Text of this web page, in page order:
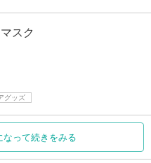
スク
グッズ
なって続きをみる